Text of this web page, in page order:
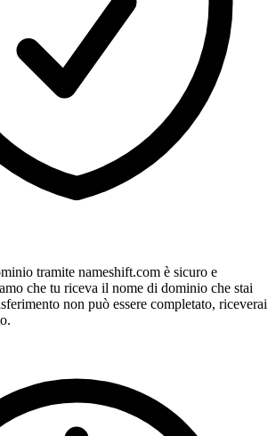
tramite nameshift.com è sicuro e
che tu riceva il nome di dominio che stai
non può essere completato, riceverai